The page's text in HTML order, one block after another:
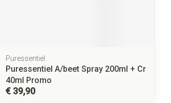
Puressentiel
Puressentiel A/beet Spray 200ml + Cr
40ml Promo
€ 39,90